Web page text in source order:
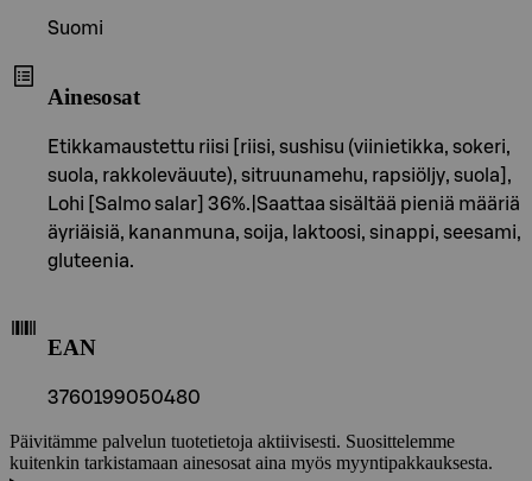
Suomi
Ainesosat
Etikkamaustettu riisi [riisi, sushisu (viinietikka, sokeri,
suola, rakkoleväuute), sitruunamehu, rapsiöljy, suola],
Lohi [Salmo salar] 36%.|Saattaa sisältää pieniä määriä
äyriäisiä, kananmuna, soija, laktoosi, sinappi, seesami,
gluteenia.
EAN
3760199050480
Päivitämme palvelun tuotetietoja aktiivisesti. Suosittelemme
kuitenkin tarkistamaan ainesosat aina myös myyntipakkauksesta.